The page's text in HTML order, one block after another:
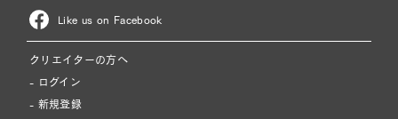
Like us on Facebook
クリエイターの方へ
- ログイン
- 新規登録